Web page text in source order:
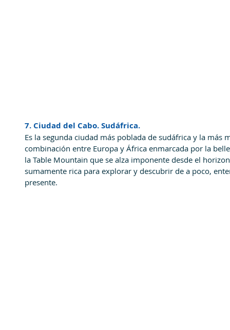
7. Ciudad del Cabo. Sudáfrica.
Es la segunda ciudad más poblada de sudáfrica y la
combinación entre Europa y África enmarcada por la
la Table Mountain que se alza imponente desde el
sumamente rica para explorar y descubrir de a poco,
presente.